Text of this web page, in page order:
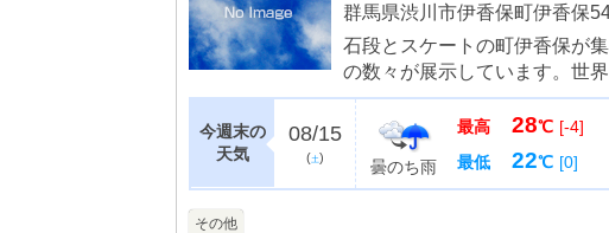
群馬県渋川市伊香保町伊香保
石段とスケートの町伊香保が
の数々が展示しています。世
ができます。昭和58年、伊香
つくられた施設で、下駄スケ
今週末の
天気
08/15
(土) 曇のち雨
最高 28℃ [-4]
最低
22℃ [0]
その他